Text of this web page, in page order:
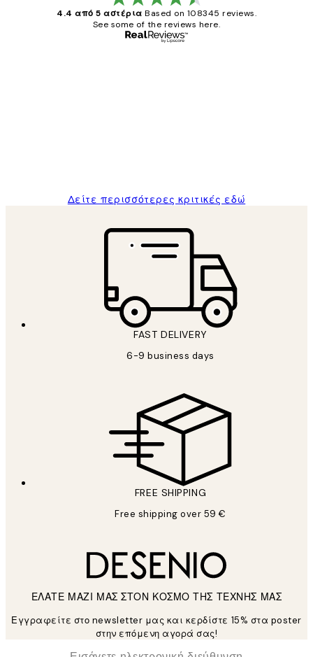
4.4 από 5 αστέρια Based on 108345 reviews.
See some of the reviews here.
Δείτε περισσότερες κριτικές εδώ
FAST DELIVERY
6-9 business days
FREE SHIPPING
Free shipping over 59 €
ΕΛΑΤΕ ΜΑΖΙ ΜΑΣ ΣΤΟΝ ΚΟΣΜΟ ΤΗΣ ΤΕΧΝΗΣ ΜΑΣ
Εγγραφείτε στο newsletter μας και κερδίστε 15% στα poster
στην επόμενη αγορά σας!
Ηλεκτρονική Διεύθυνση